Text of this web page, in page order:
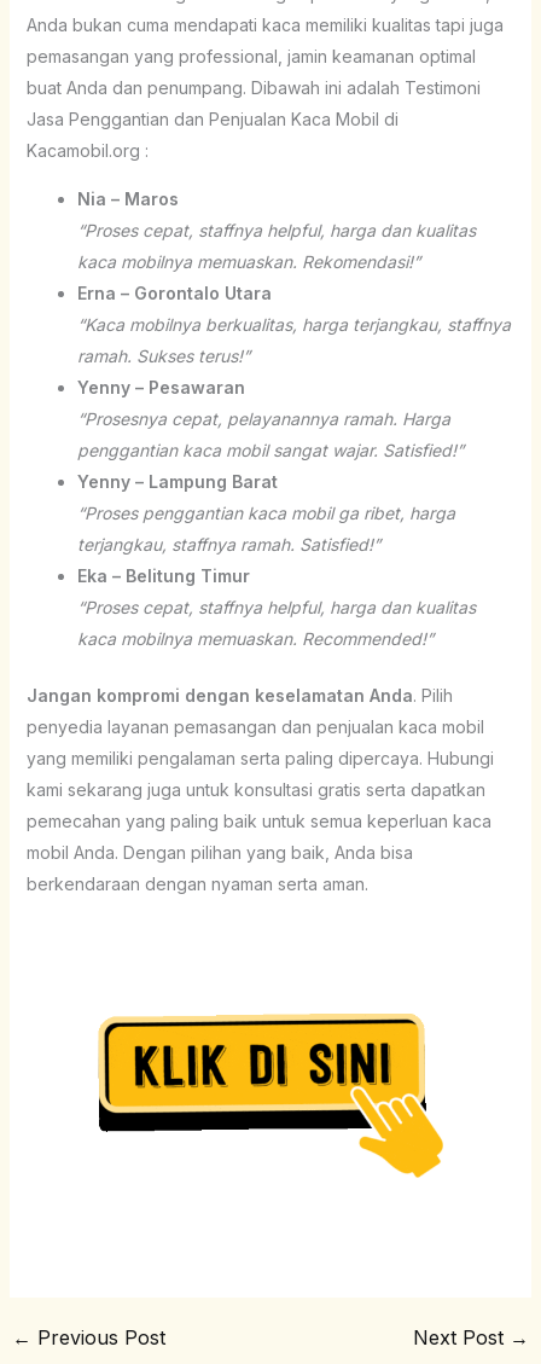
Anda bukan cuma mendapati kaca memiliki kualitas tapi juga
pemasangan yang professional, jamin keamanan optimal
buat Anda dan penumpang. Dibawah ini adalah Testimoni
Jasa Penggantian dan Penjualan Kaca Mobil di
Kacamobil.org :
Nia – Maros
“Proses cepat, staffnya helpful, harga dan kualitas
kaca mobilnya memuaskan. Rekomendasi!”
Erna – Gorontalo Utara
“Kaca mobilnya berkualitas, harga terjangkau, staffnya
ramah. Sukses terus!”
Yenny – Pesawaran
“Prosesnya cepat, pelayanannya ramah. Harga
penggantian kaca mobil sangat wajar. Satisfied!”
Yenny – Lampung Barat
“Proses penggantian kaca mobil ga ribet, harga
terjangkau, staffnya ramah. Satisfied!”
Eka – Belitung Timur
“Proses cepat, staffnya helpful, harga dan kualitas
kaca mobilnya memuaskan. Recommended!”
Jangan kompromi dengan keselamatan Anda. Pilih
penyedia layanan pemasangan dan penjualan kaca mobil
yang memiliki pengalaman serta paling dipercaya. Hubungi
kami sekarang juga untuk konsultasi gratis serta dapatkan
pemecahan yang paling baik untuk semua keperluan kaca
mobil Anda. Dengan pilihan yang baik, Anda bisa
berkendaraan dengan nyaman serta aman.
← Previous Post Next Post →